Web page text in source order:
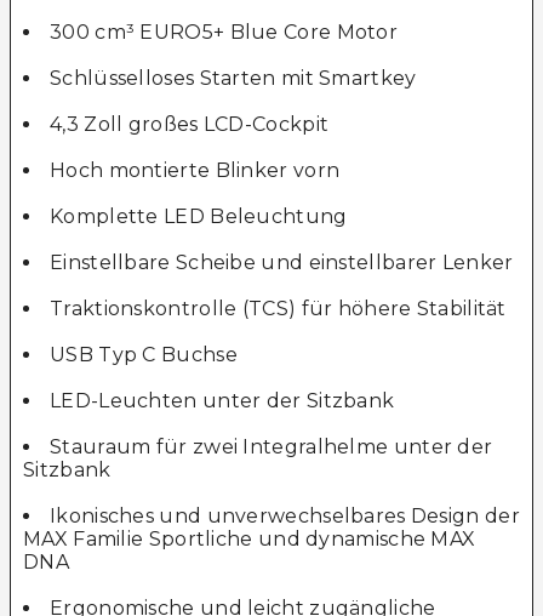
300 cm³ EURO5+ Blue Core Motor
Schlüsselloses Starten mit Smartkey
4,3 Zoll großes LCD-Cockpit
Hoch montierte Blinker vorn
Komplette LED Beleuchtung
Einstellbare Scheibe und einstellbarer Lenker
Traktionskontrolle (TCS) für höhere Stabilität
USB Typ C Buchse
LED-Leuchten unter der Sitzbank
Stauraum für zwei Integralhelme unter der
Sitzbank
Ikonisches und unverwechselbares Design der
MAX Familie Sportliche und dynamische MAX
DNA
Ergonomische und leicht zugängliche